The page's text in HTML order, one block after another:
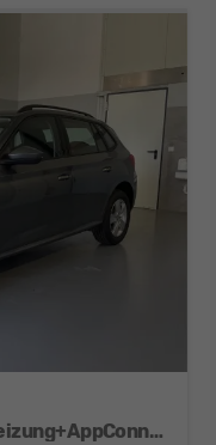
1.0 TSI DSG AHK+Alu16+Sitzheizung+AppConnect+GV5+LED+Nebel+Klima